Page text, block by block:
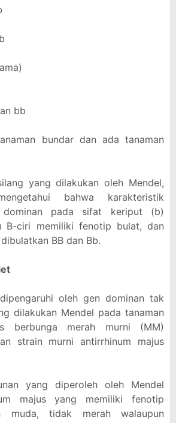
bb
bundar dan ada tanaman
yang dilakukan oleh Mendel,
bahwa karakteristik
dominan pada sifat keriput (b)
B-ciri memiliki fenotip bulat, dan
BB dan Bb.
oleh gen dominan tak
dilakukan Mendel pada tanaman
berbunga merah murni (MM)
strain murni antirrhinum majus
yang diperoleh oleh Mendel
majus yang memiliki fenotip
muda, tidak merah walaupun